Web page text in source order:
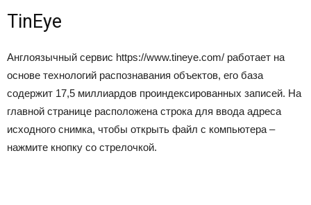
TinEye
Англоязычный сервис https://www.tineye.com/ работает на
основе технологий распознавания объектов, его база
содержит 17,5 миллиардов проиндексированных записей. На
главной странице расположена строка для ввода адреса
исходного снимка, чтобы открыть файл с компьютера –
нажмите кнопку со стрелочкой.